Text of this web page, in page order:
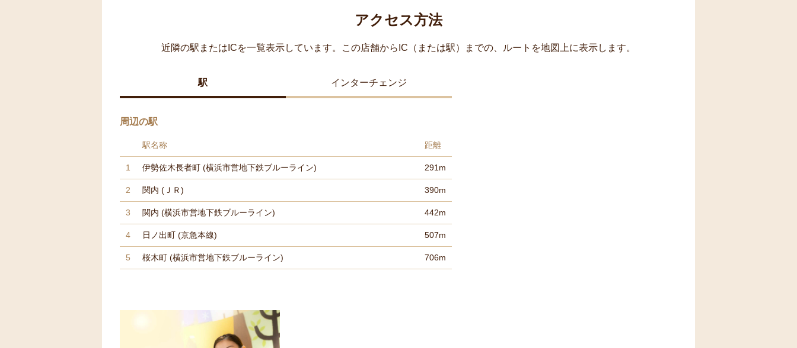
アクセス方法
近隣の駅またはICを一覧表示しています。この店舗からIC（または駅）までの、ルートを地図上に表示します。
駅 インターチェンジ
周辺の駅
駅名称 距離
1 伊勢佐木長者町 (横浜市営地下鉄ブルーライン) 291m
2 関内 (ＪＲ) 390m
3 関内 (横浜市営地下鉄ブルーライン) 442m
4 日ノ出町 (京急本線) 507m
5 桜木町 (横浜市営地下鉄ブルーライン) 706m